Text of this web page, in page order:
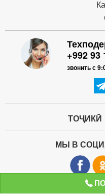
+992 93
звонить с
ТОҶИКӢ
МЫ В